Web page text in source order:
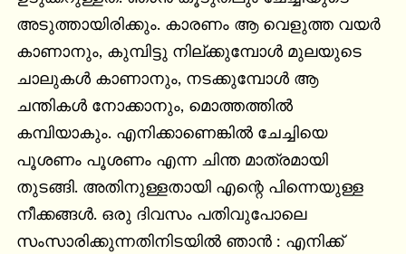
അടുത്തായിരിക്കും. കാരണം ആ വെളുത്ത വയർ
കാണാനും, കുമ്പിട്ടു നില്ക്കുമ്പോൾ മുലയുടെ
ചാലുകൾ കാണാനും, നടക്കുമ്പോൾ ആ
ചന്തികൾ നോക്കാനും, മൊത്തത്തിൽ
കമ്പിയാകും. എനിക്കാണെങ്കിൽ ചേച്ചിയെ
പൂശണം പൂശണം എന്ന ചിന്ത മാത്രമായി
തുടങ്ങി. അതിനുള്ളതായി എന്റെ പിന്നെയുള്ള
നീക്കങ്ങൾ. ഒരു ദിവസം പതിവുപോലെ
സംസാരിക്കുന്നതിനിടയിൽ ഞാൻ : എനിക്ക്